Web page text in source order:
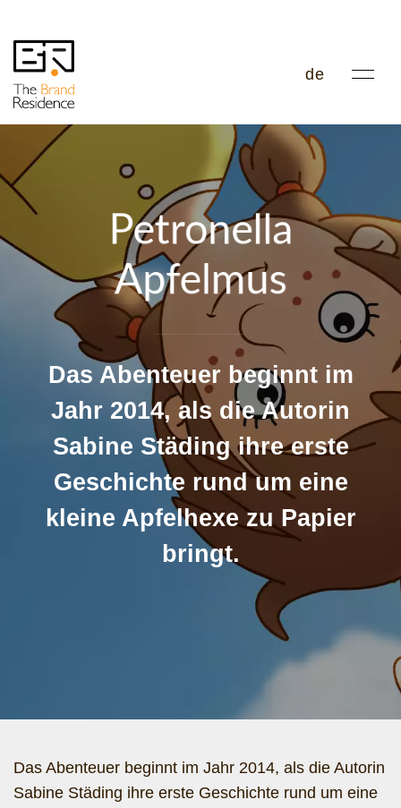
de
Petronella
Apfelmus
Das Abenteuer beginnt im
Jahr 2014, als die Autorin
Sabine Städing ihre erste
Geschichte rund um eine
kleine Apfelhexe zu Papier
bringt.
Das Abenteuer beginnt im Jahr 2014, als die Autorin
Sabine Städing ihre erste Geschichte rund um eine